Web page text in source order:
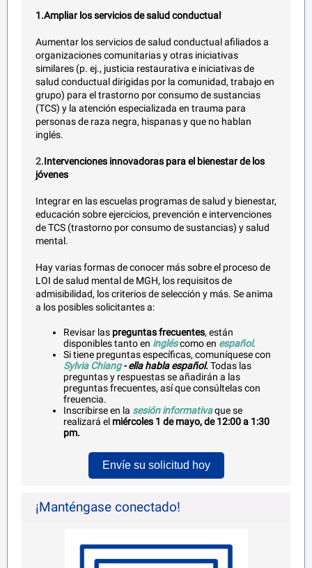
1.Ampliar los servicios de salud conductual
Aumentar los servicios de salud conductual afiliados a
organizaciones comunitarias y otras iniciativas
similares (p. ej., justicia restaurativa e iniciativas de
salud conductual dirigidas por la comunidad, trabajo en
grupo) para el trastorno por consumo de sustancias
(TCS) y la atención especializada en trauma para
personas de raza negra, hispanas y que no hablan
inglés.
2.Intervenciones innovadoras para el bienestar de los
jóvenes
Integrar en las escuelas programas de salud y bienestar,
educación sobre ejercicios, prevención e intervenciones
de TCS (trastorno por consumo de sustancias) y salud
mental.
Hay varias formas de conocer más sobre el proceso de
LOI de salud mental de MGH, los requisitos de
admisibilidad, los criterios de selección y más. Se anima
a los posibles solicitantes a:
Revisar las preguntas frecuentes, están
disponibles tanto en ingléscomo en español.
Si tiene preguntas específicas, comuníquese con
Sylvia Chiang- ella habla español.Todas las
preguntas y respuestas se añadirán a las
preguntas frecuentes, así que consúltelas con
freuencia.
Inscribirse en la sesión informativaque se
realizará el miércoles 1 de mayo, de 12:00 a 1:30
pm.
Envíe su solicitud hoy
¡Manténgase conectado!